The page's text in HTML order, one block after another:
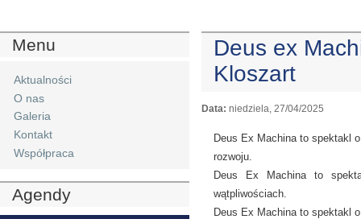
Menu
Aktualności
O nas
Galeria
Kontakt
Współpraca
Agendy
Deus ex
Kloszart
Data:niedziela, 27/04/2025
Deus Ex Machina to spektakl
rozwoju.
Deus Ex Machina to
wątpliwościach.
Deus Ex Machina to spektakl